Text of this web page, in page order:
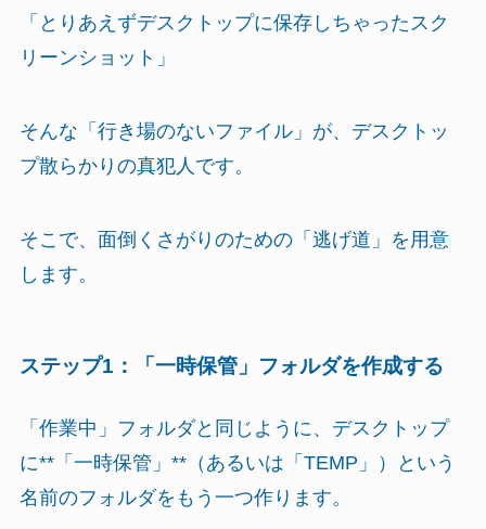
「とりあえずデスクトップに保存しちゃったスク
リーンショット」
そんな「行き場のないファイル」が、デスクトッ
プ散らかりの真犯人です。
そこで、面倒くさがりのための「逃げ道」を用意
します。
ステップ1：「一時保管」フォルダを作成する
「作業中」フォルダと同じように、デスクトップ
に**「一時保管」**（あるいは「TEMP」）という
名前のフォルダをもう一つ作ります。